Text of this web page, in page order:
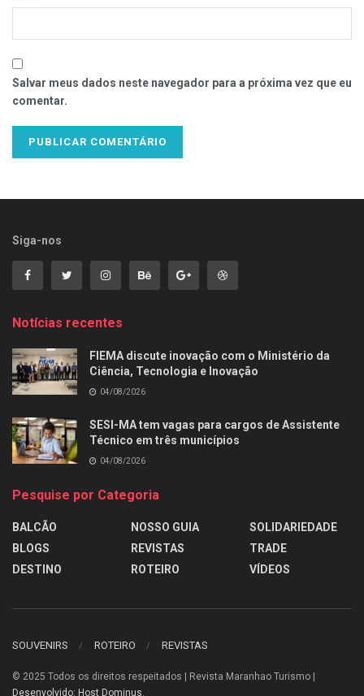
Salvar meus dados neste navegador para a próxima vez que eu
comentar.
Siga-nos
Notícias recentes
FIEMA discute inovação com o Ministério da
Ciência, Tecnologia e Inovação
04/08/2026
SESI-MA tem vagas para cargos de Assistente
Técnico em três municípios
04/08/2026
Pesquise por Categoria
BALCÃO
BLOGS
DESTINO
NOSSO GUIA
REVISTAS
ROTEIRO
SOLIDARIEDADE
TRADE
VÍDEOS
SOUVENIRS ROTEIRO REVISTAS
© 2025 Todos os direitos respeitados | Revista Maranhao Turismo |
Desenvolvido: Host Dominus.